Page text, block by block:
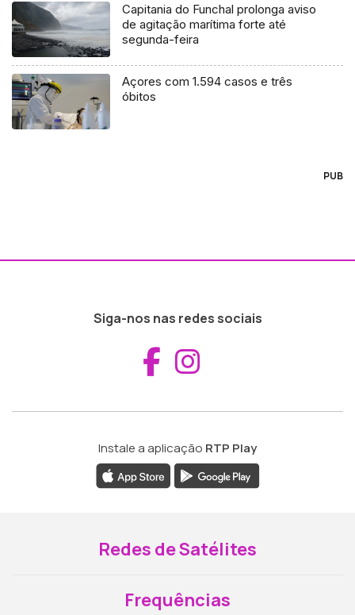
Capitania do Funchal prolonga aviso
de agitação marítima forte até
segunda-feira
Açores com 1.594 casos e três
óbitos
PUB
Siga-nos nas redes sociais
Aceder ao
Instale a aplicação RTP Play
Redes de Satélites
Frequências